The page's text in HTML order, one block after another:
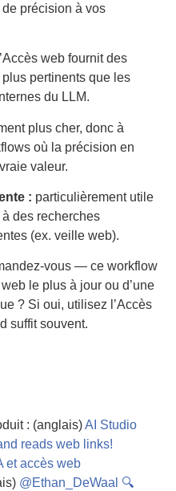
précision à vos
l’Accès web fournit des
pertinents que les
du LLM.
plus cher, donc à
où la précision en
valeur.
: particulièrement utile
à des recherches
(ex. veille web).
vous — ce workflow
le plus à jour ou d’une
? Si oui, utilisez l’Accès
suffit souvent.
: (anglais)AI Studio
reads web links!
et accès web
@Ethan_DeWaal 🔍